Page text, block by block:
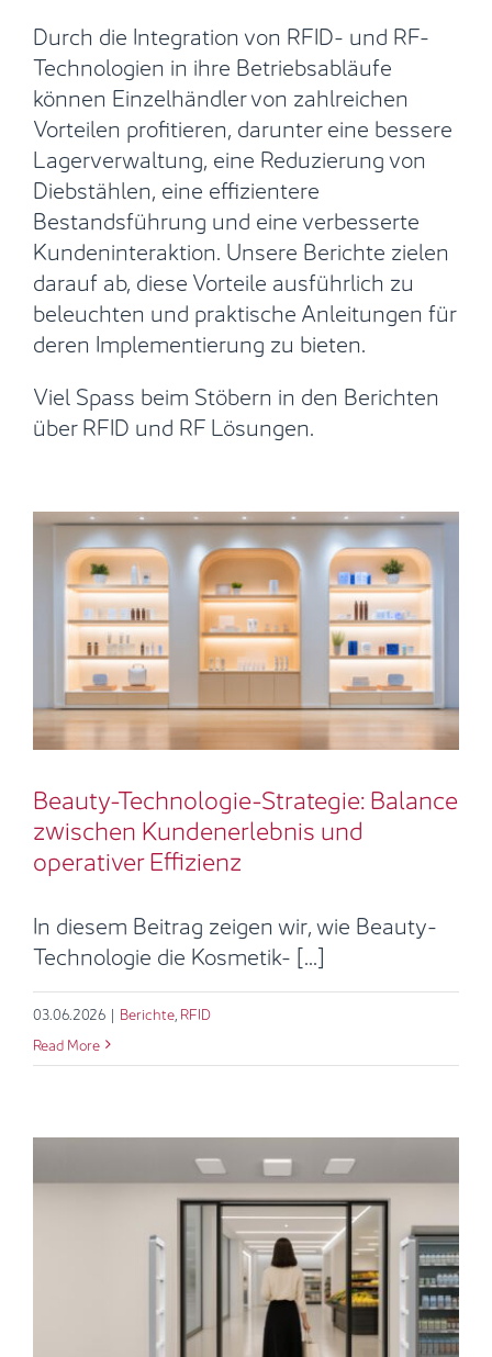
Durch die Integration von RFID- und RF-
Technologien in ihre Betriebsabläufe
können Einzelhändler von zahlreichen
Vorteilen profitieren, darunter eine bessere
Lagerverwaltung, eine Reduzierung von
Diebstählen, eine effizientere
Bestandsführung und eine verbesserte
Kundeninteraktion. Unsere Berichte zielen
darauf ab, diese Vorteile ausführlich zu
beleuchten und praktische Anleitungen für
deren Implementierung zu bieten.
Viel Spass beim Stöbern in den Berichten
über RFID und RF Lösungen.
Beauty-Technologie-Strategie:
Balance zwischen Kundenerlebnis
und operativer Effizienz
Berichte RFID
Beauty-Technologie-Strategie: Balance
zwischen Kundenerlebnis und
operativer Effizienz
In diesem Beitrag zeigen wir, wie Beauty-
Technologie die Kosmetik- [...]
03.06.2026 | Berichte,RFID
Read More
Von Sicherheit zu Intelligenz: So
entwickeln Sie Ihr
Warensicherungssystem mit RFID
weiter